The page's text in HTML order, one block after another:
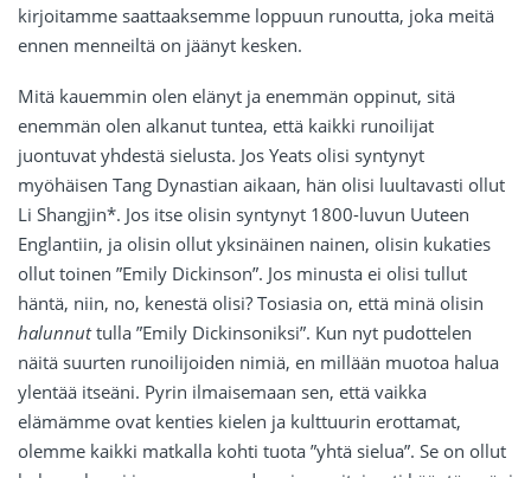
kirjoitamme saattaaksemme loppuun runoutta, joka meitä
ennen menneiltä on jäänyt kesken.
Mitä kauemmin olen elänyt ja enemmän oppinut, sitä
enemmän olen alkanut tuntea, että kaikki runoilijat
juontuvat yhdestä sielusta. Jos Yeats olisi syntynyt
myöhäisen Tang Dynastian aikaan, hän olisi luultavasti ollut
Li Shangjin*. Jos itse olisin syntynyt 1800-luvun Uuteen
Englantiin, ja olisin ollut yksinäinen nainen, olisin kukaties
ollut toinen ”Emily Dickinson”. Jos minusta ei olisi tullut
häntä, niin, no, kenestä olisi? Tosiasia on, että minä olisin
halunnuttulla ”Emily Dickinsoniksi”. Kun nyt pudottelen
näitä suurten runoilijoiden nimiä, en millään muotoa halua
ylentää itseäni. Pyrin ilmaisemaan sen, että vaikka
elämämme ovat kenties kielen ja kulttuurin erottamat,
olemme kaikki matkalla kohti tuota ”yhtä sielua”. Se on ollut